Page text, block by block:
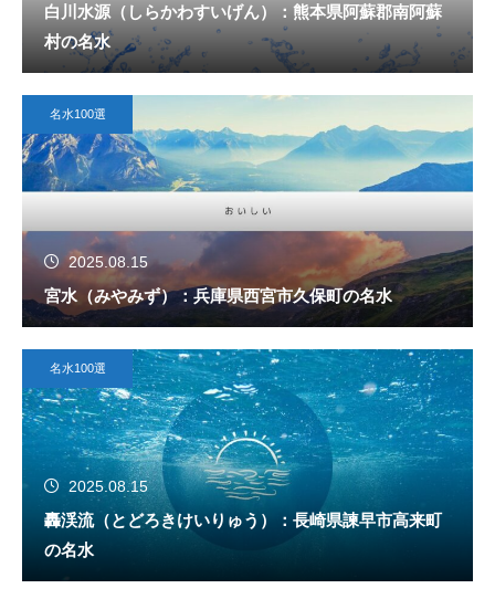
白川水源（しらかわすいげん）：熊本県阿蘇郡南阿蘇
村の名水
名水100選
2025.08.15
宮水（みやみず）：兵庫県西宮市久保町の名水
名水100選
2025.08.15
轟渓流（とどろきけいりゅう）：長崎県諫早市高来町
の名水